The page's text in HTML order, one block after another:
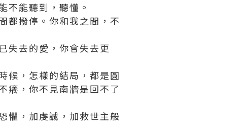
不能聽到，聽懂。
都撥停。你和我之間，不
失去的愛，你會失去更
候，怎樣的結局，都是圓
癢，你不見南牆是回不了
懼，加虔誠，加救世主般